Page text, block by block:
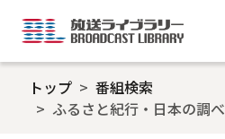
トップ
番組検索
ふるさと紀行・日本の